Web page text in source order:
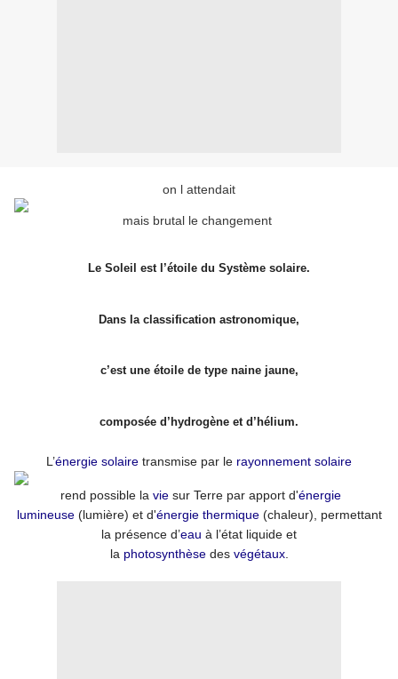
on l attendait
mais brutal le changement
Le Soleil est l’étoile du Système solaire.
Dans la classification astronomique,
c’est une étoile de type naine jaune,
composée d’hydrogène et d’hélium.
L’énergie solaire transmise par le rayonnement solaire
rend possible la vie sur Terre par apport d'énergie
lumineuse(lumière) et d'énergie thermique(chaleur), permettant
la présence d’eau à l’état liquide et
la photosynthèsedes végétaux.